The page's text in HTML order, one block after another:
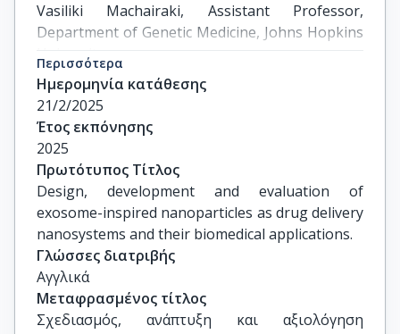
Vasiliki Machairaki, Assistant Professor,
Department of Genetic Medicine, Johns Hopkins
University
Nikolaos Drakoulis, Professor, Department of
Pharmacy, National and Kapodistrian University
of Athens
Asterios Pispas, Research Director, Theoretical
& Physical Chemistry Institute, National Hellenic
Research Foundation
Dennis Douroumis, Professor, Faculty of
Engineering and Science, University of
Greenwich
Marilena Vlachou, Associate Professor,
Department of Pharmacy, National and
Kapodistrian University of Athens
Περισσότερα
Ημερομηνία κατάθεσης
21/2/2025
Έτος εκπόνησης
2025
Πρωτότυπος Τίτλος
Design, development and evaluation of
exosome-inspired nanoparticles as drug delivery
nanosystems and their biomedical applications.
Γλώσσες διατριβής
Αγγλικά
Μεταφρασμένος τίτλος
Σχεδιασμός, ανάπτυξη και αξιολόγηση